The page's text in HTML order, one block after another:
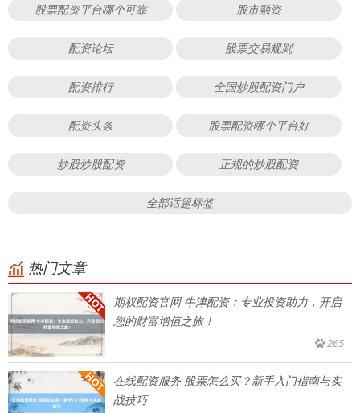
股票配资平台哪个可靠 股市融资
配资论坛 股票交易规则
配资排行 全国炒股配资门户
配资头条 股票配资哪个平台好
炒股炒股配资 正规的炒股配资
全部话题标签
热门文章
期权配资官网 牛津配资：专业投资助力，开启
您的财富增值之旅！
265
在线配资服务 股票怎么买？新手入门指南与实
战技巧